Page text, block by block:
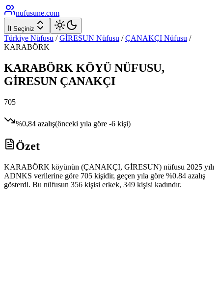
nufusune.com
İl Seçiniz
Türkiye Nüfusu / GİRESUN Nüfusu / ÇANAKÇI Nüfusu /
KARABÖRK
KARABÖRK KÖYÜ NÜFUSU,
GİRESUN ÇANAKÇI
705
%0,84 azalış(önceki yıla göre -6 kişi)
Özet
KARABÖRK köyünün (ÇANAKÇI, GİRESUN) nüfusu 2025 yılı
ADNKS verilerine göre 705 kişidir, geçen yıla göre %0.84 azalış
gösterdi. Bu nüfusun 356 kişisi erkek, 349 kişisi kadındır.